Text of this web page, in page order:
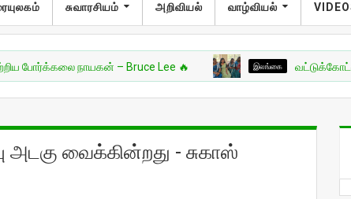
சுவாரசியம் அறிவியல் வாழ்வியல்
நாயகன் – Bruce Lee 🔥 இலங்கை வட்டுக்கோட்டை இந்துக்
வைக்கின்றது - சுகாஸ்